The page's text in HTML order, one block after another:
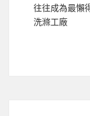
往往成為最懶
洗滌工廠